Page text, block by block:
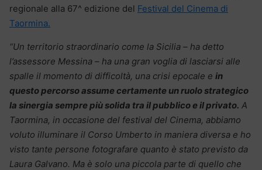
regionale alla 67^ edizione del Festival del Cinema di
Taormina.
“Un territorio straordinario come la Sicilia – ha detto
l’assessore Messina – ha una gran voglia di lasciarsi alle
spalle il momento di difficoltà, una crisi epocale e in
questo percorso assume certamente un ruolo strategico
la sinergia sempre più solida tra il pubblico e il privato. A
Taormina, in occasione del festival del Cinema, abbiamo
voluto illuminare il Corso Umberto in maniera diversa e ho
visto tante persone fotografare quanto è stato previsto da
Laura Galvano. Ma è solo una piccola parte di quello che